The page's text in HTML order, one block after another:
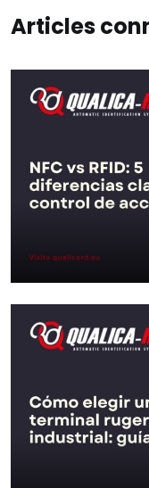
Articles
NFC vs